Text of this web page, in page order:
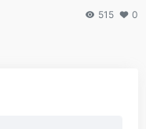
515 0